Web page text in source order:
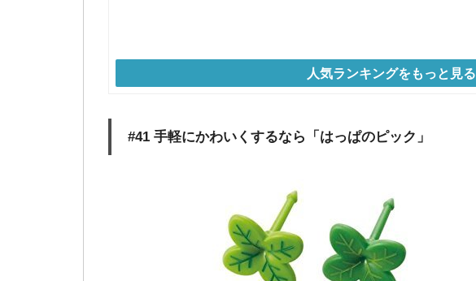
人気ランキングをもっと見る
#41 手軽にかわいくするなら「はっぱのピック」